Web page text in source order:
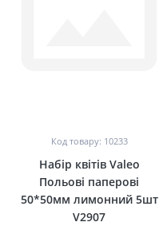
Код товару: 10233
Набір квітів Valeo
Польові паперові
50*50мм лимонний 5шт
V2907